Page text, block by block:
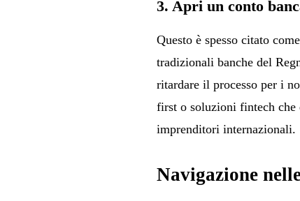
3. Apri un conto
Questo è spesso citato
tradizionali banche del
ritardare il processo per i
first o soluzioni fintech
imprenditori internazionali.
Navigazione